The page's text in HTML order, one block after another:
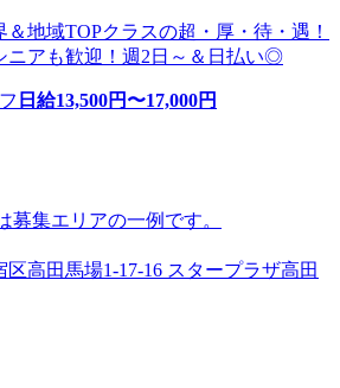
＆地域TOPクラスの超・厚・待・遇！
ニアも歓迎！週2日～＆日払い◎
日給13,500円〜17,000円
集エリアの一例です。
高田馬場1-17-16 スタープラザ高田